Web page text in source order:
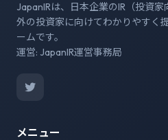
JapanIRは、日本企業のIR（投資
外の投資家に向けてわかりやすく
ームです。
運営: JapanIR運営事務局
メニュー